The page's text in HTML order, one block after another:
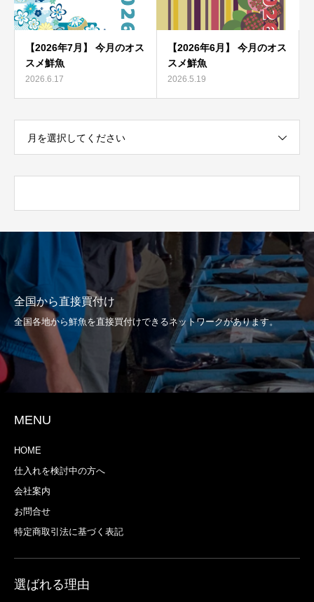
【2026年7月】 今月のオス
スメ鮮魚
2026.6.17
【2026年6月】 今月のオス
スメ鮮魚
2026.5.19
月を選択してください
全国から直接買付け
全国各地から鮮魚を直接買付けできるネットワークがあります。
MENU
HOME
仕入れを検討中の方へ
会社案内
お問合せ
特定商取引法に基づく表記
選ばれる理由